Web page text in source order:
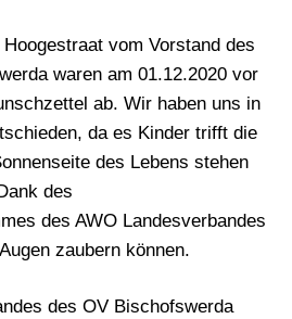
vom Vorstand des
waren am 01.12.2020 vor
ab. Wir haben uns in
da es Kinder trifft die
des Lebens stehen
des
des AWO Landesverbandes
zaubern können.
des OV Bischofswerda